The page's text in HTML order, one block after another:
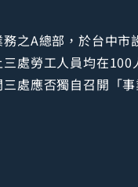
之A總部，於台中
三處勞工人員均在
處應否獨自召開「